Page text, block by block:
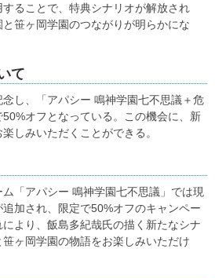
ることで、特典シナリオが解放され
笹ヶ岡学園のつながりが明らかにな
て
し、「アパシー 鳴神学園七不思議＋危
オフとなっている。この機会に、新
しみいただくことができる。
「アパシー 鳴神学園七不思議」では現
加され、限定で50%オフのキャンペー
より、飯島多紀哉氏の描く新たなシナ
ヶ岡学園の物語をお楽しみいただけ